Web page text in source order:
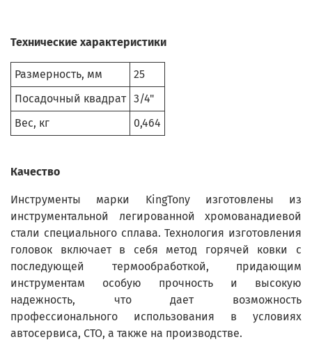
Технические характеристики
Размерность, мм
25
Посадочный квадрат 3/4"
Вес, кг
0,464
Качество
Инструменты марки KingTony изготовлены из
инструментальной легированной хромованадиевой
стали специального сплава. Технология изготовления
головок включает в себя метод горячей ковки с
последующей термообработкой, придающим
инструментам особую прочность и высокую
надежность, что дает возможность
профессионального использования в условиях
автосервиса, СТО, а также на производстве.